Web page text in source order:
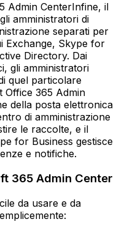
Admin CenterInfine, il
amministratori di
separati per
Exchange, Skype for
Directory. Dai
gli amministratori
quel particolare
Office 365 Admin
della posta elettronica
di amministrazione
le raccolte, e il
for Business gestisce
e notifiche.
365 Admin Center
da usare e da